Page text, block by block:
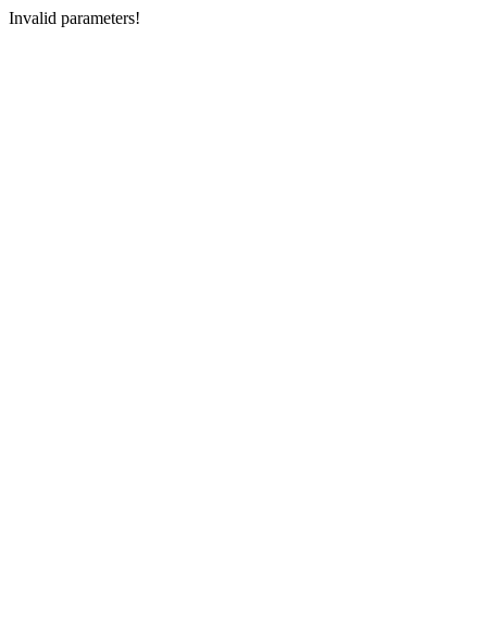
Invalid parameters!